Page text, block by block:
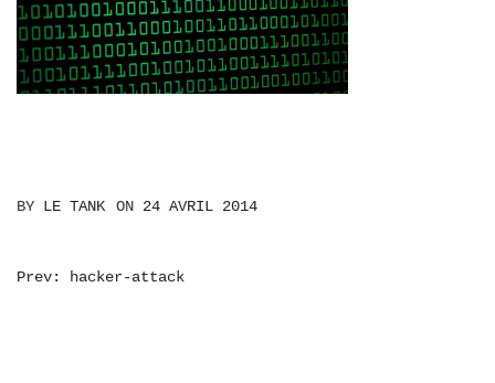
BY LE TANK ON 24 AVRIL 2014
NAVIGATION
Prev: hacker-attack